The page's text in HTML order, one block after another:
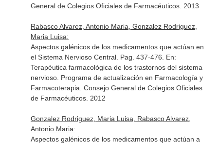
General de Colegios Oficiales de Farmacéuticos. 2013
Rabasco Alvarez, Antonio Maria, Gonzalez Rodriguez,
Maria Luisa:
Aspectos galénicos de los medicamentos que actúan en
el Sistema Nervioso Central. Pag. 437-476. En:
Terapéutica farmacológica de los trastornos del sistema
nervioso. Programa de actualización en Farmacología y
Farmacoterapia . Consejo General de Colegios Oficiales
de Farmacéuticos. 2012
Gonzalez Rodriguez, Maria Luisa, Rabasco Alvarez,
Antonio Maria:
Aspectos galénicos de los medicamentos que actúan a